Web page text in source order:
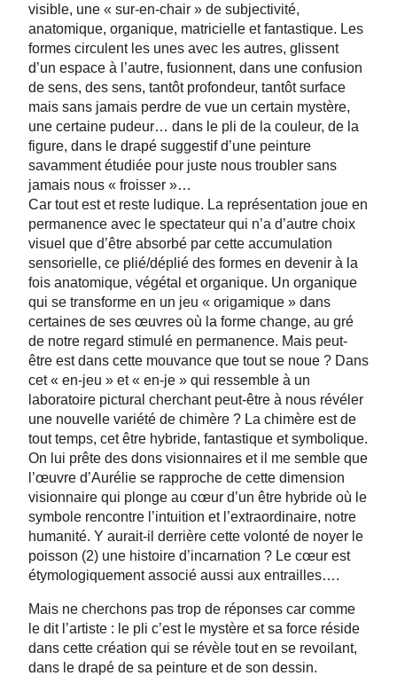
visible, une « sur-en-chair » de subjectivité,
anatomique, organique, matricielle et fantastique. Les
formes circulent les unes avec les autres, glissent
d’un espace à l’autre, fusionnent, dans une confusion
de sens, des sens, tantôt profondeur, tantôt surface
mais sans jamais perdre de vue un certain mystère,
une certaine pudeur… dans le pli de la couleur, de la
figure, dans le drapé suggestif d’une peinture
savamment étudiée pour juste nous troubler sans
jamais nous « froisser »…
Car tout est et reste ludique. La représentation joue en
permanence avec le spectateur qui n’a d’autre choix
visuel que d’être absorbé par cette accumulation
sensorielle, ce plié/déplié des formes en devenir à la
fois anatomique, végétal et organique. Un organique
qui se transforme en un jeu « origamique » dans
certaines de ses œuvres où la forme change, au gré
de notre regard stimulé en permanence. Mais peut-
être est dans cette mouvance que tout se noue ? Dans
cet « en-jeu » et « en-je » qui ressemble à un
laboratoire pictural cherchant peut-être à nous révéler
une nouvelle variété de chimère ? La chimère est de
tout temps, cet être hybride, fantastique et symbolique.
On lui prête des dons visionnaires et il me semble que
l’œuvre d’Aurélie se rapproche de cette dimension
visionnaire qui plonge au cœur d’un être hybride où le
symbole rencontre l’intuition et l’extraordinaire, notre
humanité. Y aurait-il derrière cette volonté de noyer le
poisson (2) une histoire d’incarnation ? Le cœur est
étymologiquement associé aussi aux entrailles….
Mais ne cherchons pas trop de réponses car comme
le dit l’artiste : le pli c’est le mystère et sa force réside
dans cette création qui se révèle tout en se revoilant,
dans le drapé de sa peinture et de son dessin.